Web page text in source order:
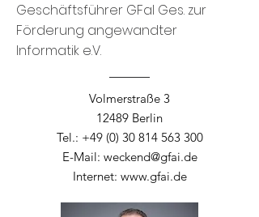
Geschäftsführer GFaI Ges. zur
Förderung angewandter
Informatik e.V.
Volmerstraße 3
12489 Berlin
Tel.: +49 (0) 30 814 563 300
E-Mail: weckend@gfai.de
Internet: www.gfai.de